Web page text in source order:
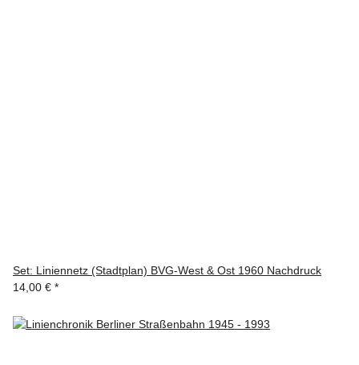
Set: Liniennetz (Stadtplan) BVG-West & Ost 1960 Nachdruck
14,00 € *